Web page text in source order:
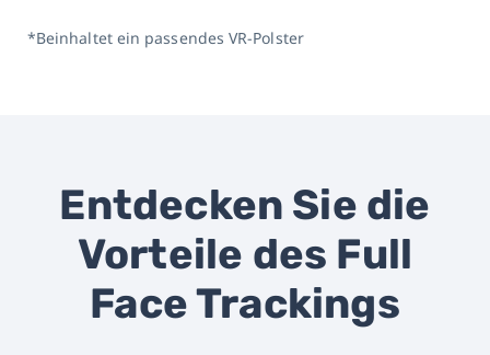
*Beinhaltet ein passendes VR-Polster
Entdecken Sie die
Vorteile des Full
Face Trackings